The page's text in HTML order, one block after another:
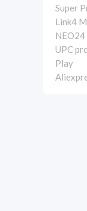
Super
Link4
NEO24
UPC
Play